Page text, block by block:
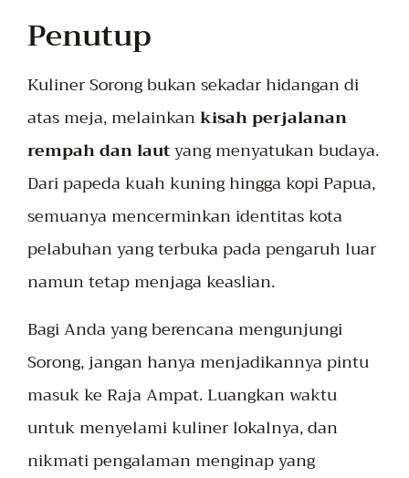
Penutup
Kuliner Sorong bukan sekadar hidangan di
atas meja, melainkankisah perjalanan
rempah dan lautyang menyatukan budaya.
Dari papeda kuah kuning hingga kopi Papua,
semuanya mencerminkan identitas kota
pelabuhan yang terbuka pada pengaruh luar
namun tetap menjaga keaslian.
Bagi Anda yang berencana mengunjungi
Sorong, jangan hanya menjadikannya pintu
masuk ke Raja Ampat. Luangkan waktu
untuk menyelami kuliner lokalnya, dan
nikmati pengalaman menginap yang